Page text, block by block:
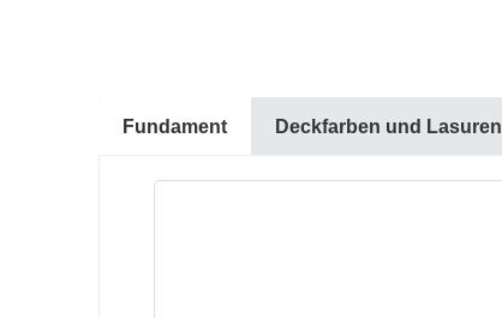
Fundament Deckfarben und Lasuren